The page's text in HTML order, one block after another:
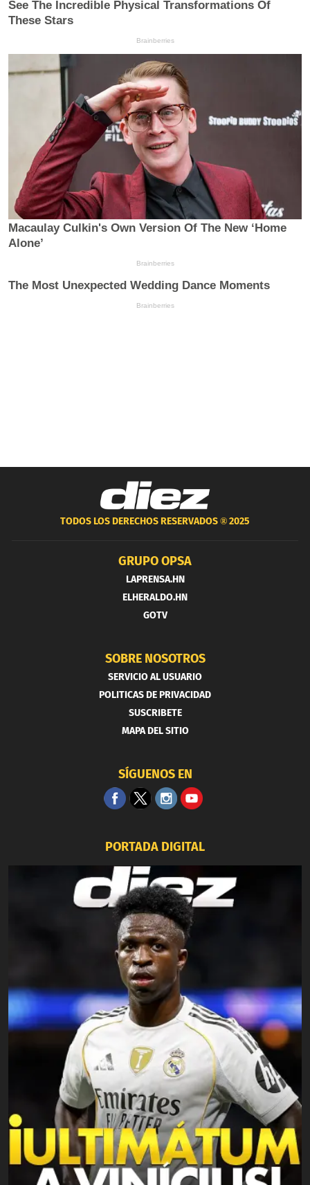
TODOS LOS DERECHOS RESERVADOS ®2025
GRUPO OPSA
LAPRENSA.HN
ELHERALDO.HN
GOTV
SOBRE NOSOTROS
SERVICIO AL USUARIO
POLITICAS DE PRIVACIDAD
SUSCRIBETE
MAPA DEL SITIO
SÍGUENOS EN
PORTADA DIGITAL